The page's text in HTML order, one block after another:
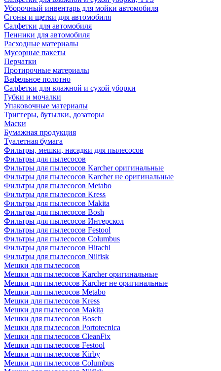
Уборочный инвентарь для мойки автомобиля
Сгоны и щетки для автомобиля
Салфетки для автомобиля
Пенники для автомобиля
Расходные материалы
Мусорные пакеты
Перчатки
Протирочные материалы
Вафельное полотно
Салфетки для влажной и сухой уборки
Губки и мочалки
Упаковочные материалы
Триггеры, бутылки, дозаторы
Маски
Бумажная продукция
Туалетная бумага
Фильтры, мешки, насадки для пылесосов
Фильтры для пылесосов
Фильтры для пылесосов Karcher оригинальные
Фильтры для пылесосов Karcher не оригинальные
Фильтры для пылесосов Metabo
Фильтры для пылесосов Kress
Фильтры для пылесосов Makita
Фильтры для пылесосов Bosh
Фильтры для пылесосов Интерскол
Фильтры для пылесосов Festool
Фильтры для пылесосов Columbus
Фильтры для пылесосов Hitachi
Фильтры для пылесосов Nilfisk
Мешки для пылесосов
Мешки для пылесосов Karcher оригинальные
Мешки для пылесосов Karcher не оригинальные
Мешки для пылесосов Metabo
Мешки для пылесосов Kress
Мешки для пылесосов Makita
Мешки для пылесосов Bosch
Мешки для пылесосов Portotecnica
Мешки для пылесосов CleanFix
Мешки для пылесосов Festool
Мешки для пылесосов Kirby
Мешки для пылесосов Columbus